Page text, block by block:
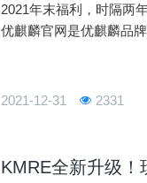
2021年末福利，时隔两
优麒麟官网是优麒麟品
2021-12-31 2331
KMRE全新升级！